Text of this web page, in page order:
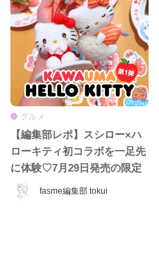
fasme編集部 tokui
グルメ
【編集部レポ】スシロー×ハ
ローキティ初コラボを一足先
に体験♡7月29日発売の限定
メニュー＆グッズをレポ！